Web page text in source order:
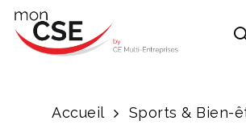
Skip
Accueil
Sports & Bien-